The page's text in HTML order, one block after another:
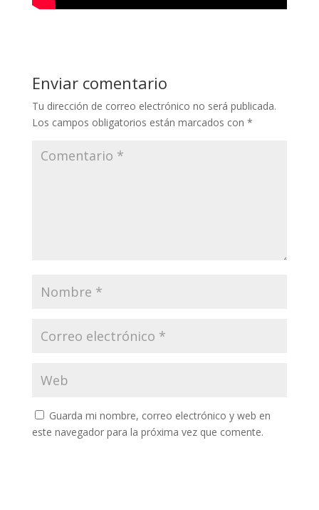
Enviar comentario
Tu dirección de correo electrónico no será publicada.
Los campos obligatorios están marcados con *
Guarda mi nombre, correo electrónico y web en
este navegador para la próxima vez que comente.